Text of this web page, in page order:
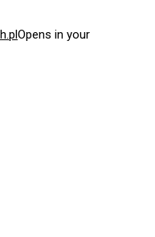
Opens in your